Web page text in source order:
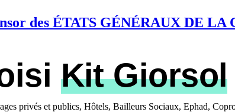
des ÉTATS GÉNÉRAUX DE
Kit Giorsol
privés et publics, Hôtels, Bailleurs Sociaux, Ephad,